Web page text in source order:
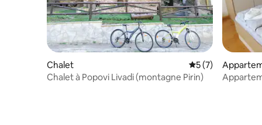
Chalet Évaluation
5 (7)
Chalet à Popovi Livadi (montagne Pirin)